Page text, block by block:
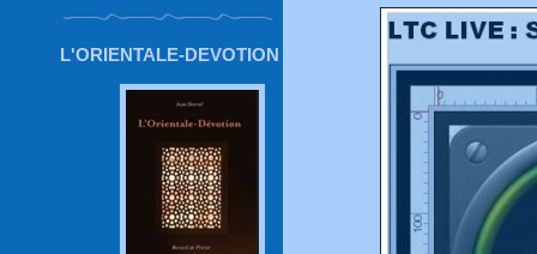
L'ORIENTALE-DEVOTION